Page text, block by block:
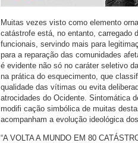
Muitas vezes visto como elemento
catástrofe está, no entanto, carregado
funcionais, servindo mais para
para a reparação das comunidades
é evidente não só no caráter seletivo
na prática do esquecimento, que
qualidade das vítimas ou evita
atrocidades do Ocidente. Sintomática
modifi cação simbólica de muitas
acompanham a evolução ideológica
“A VOLTA A MUNDO EM 80